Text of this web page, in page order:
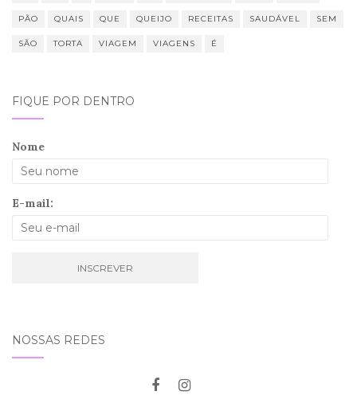
PÃO QUAIS QUE QUEIJO RECEITAS SAUDÁVEL SEM
SÃO TORTA VIAGEM VIAGENS É
FIQUE POR DENTRO
Nome
E-mail:
NOSSAS REDES